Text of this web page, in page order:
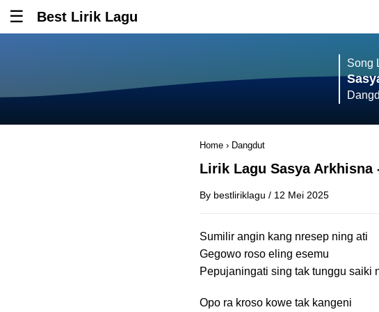
Tombol untuk membuka atau menutup menu
Best Lirik Lagu
Song
Home › Dangdut
Lirik Lagu Sasya Arkhisna
By bestliriklagu / 12 Mei 2025
Sumilir angin kang nresep ning ati
Gegowo roso eling esemu
Pepujaningati sing tak tunggu saiki
Opo ra kroso kowe tak kangeni